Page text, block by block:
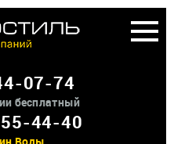
07-74
бесплатный
44-40